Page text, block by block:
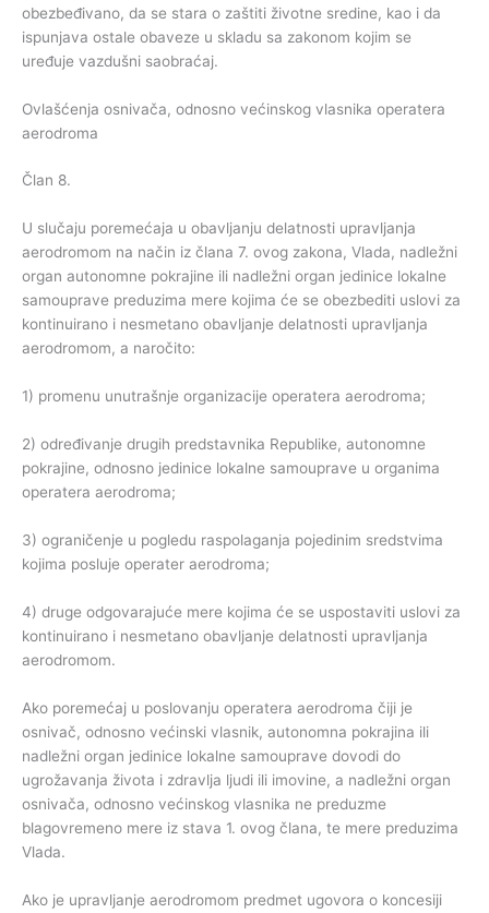
obezbeđivano, da se stara o zaštiti životne sredine, kao i da
ispunjava ostale obaveze u skladu sa zakonom kojim se
uređuje vazdušni saobraćaj.
Ovlašćenja osnivača, odnosno većinskog vlasnika operatera
aerodroma
Član 8.
U slučaju poremećaja u obavljanju delatnosti upravljanja
aerodromom na način iz člana 7. ovog zakona, Vlada, nadležni
organ autonomne pokrajine ili nadležni organ jedinice lokalne
samouprave preduzima mere kojima će se obezbediti uslovi za
kontinuirano i nesmetano obavljanje delatnosti upravljanja
aerodromom, a naročito:
1) promenu unutrašnje organizacije operatera aerodroma;
2) određivanje drugih predstavnika Republike, autonomne
pokrajine, odnosno jedinice lokalne samouprave u organima
operatera aerodroma;
3) ograničenje u pogledu raspolaganja pojedinim sredstvima
kojima posluje operater aerodroma;
4) druge odgovarajuće mere kojima će se uspostaviti uslovi za
kontinuirano i nesmetano obavljanje delatnosti upravljanja
aerodromom.
Ako poremećaj u poslovanju operatera aerodroma čiji je
osnivač, odnosno većinski vlasnik, autonomna pokrajina ili
nadležni organ jedinice lokalne samouprave dovodi do
ugrožavanja života i zdravlja ljudi ili imovine, a nadležni organ
osnivača, odnosno većinskog vlasnika ne preduzme
blagovremeno mere iz stava 1. ovog člana, te mere preduzima
Vlada.
Ako je upravljanje aerodromom predmet ugovora o koncesiji